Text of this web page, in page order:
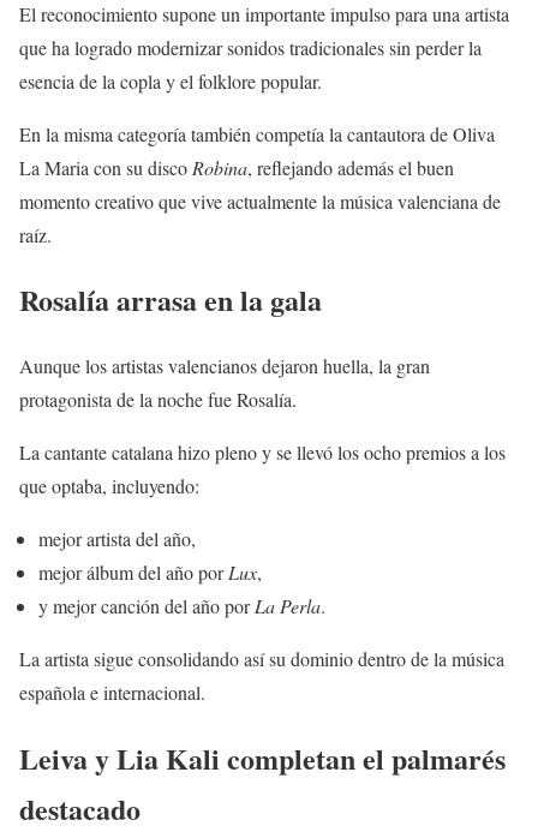
El reconocimiento supone un importante impulso para una artista
que ha logrado modernizar sonidos tradicionales sin perder la
esencia de la copla y el folklore popular.
En la misma categoría también competía la cantautora de Oliva
La Maria con su disco Robina, reflejando además el buen
momento creativo que vive actualmente la música valenciana de
raíz.
Rosalía arrasa en la gala
Aunque los artistas valencianos dejaron huella, la gran
protagonista de la noche fue Rosalía.
La cantante catalana hizo pleno y se llevó los ocho premios a los
que optaba, incluyendo:
mejor artista del año,
mejor álbum del año porLux,
y mejor canción del año porLa Perla.
La artista sigue consolidando así su dominio dentro de la música
española e internacional.
Leiva y Lia Kali completan el palmarés
destacado